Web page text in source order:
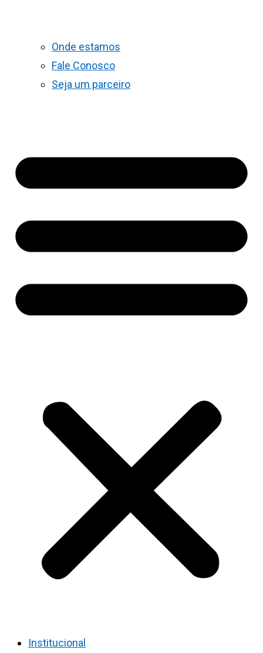
Onde estamos
Fale Conosco
Seja um parceiro
Institucional